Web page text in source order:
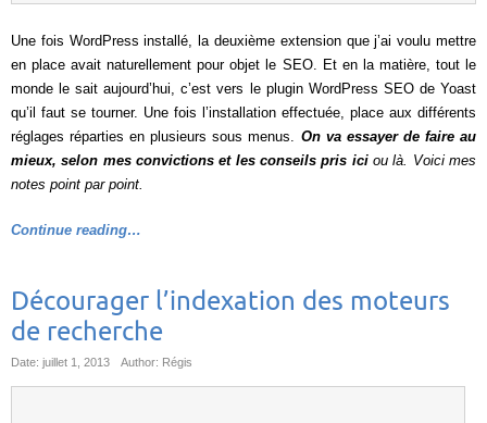
Une fois WordPress installé, la deuxième extension que j’ai voulu mettre
en place avait naturellement pour objet le SEO. Et en la matière, tout le
monde le sait aujourd’hui, c’est vers le plugin WordPress SEO de Yoast
qu’il faut se tourner. Une fois l’installation effectuée, place aux différents
réglages réparties en plusieurs sous menus. On va essayer de faire au
mieux, selon mes convictions et les conseils pris iciou là. Voici mes
notes point par point.
Continue reading…
Décourager l’indexation des moteurs
de recherche
Date: juillet 1, 2013 Author: Régis